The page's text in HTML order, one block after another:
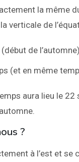
la même
verticale de
de l’automne)
(et en même
aura lieu le
?
à l’est et se